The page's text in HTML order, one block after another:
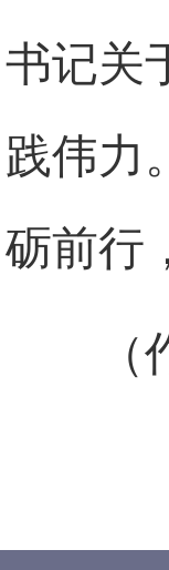
书记关
践伟力
砺前行